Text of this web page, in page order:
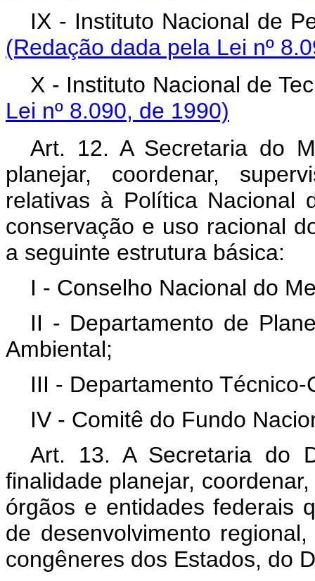
IX - Instituto
(Redação dada pela Lei nº
X - Instituto
Lei nº 8.090, de 1990)
Art. 12. A Secretaria do
planejar, coordenar,
relativas à Política Nacional
conservação e uso racional
a seguinte estrutura básica:
I - Conselho Nacional do
II - Departamento de
Ambiental;
III - Departamento
IV - Comitê do Fundo
Art. 13. A Secretaria do
finalidade planejar,
órgãos e entidades federais
de desenvolvimento
congêneres dos Estados, do